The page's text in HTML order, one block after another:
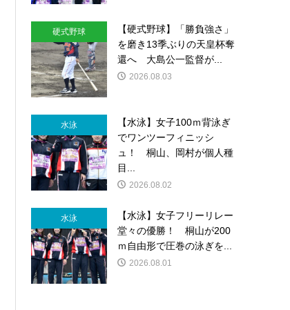
硬式野球
【硬式野球】「勝負強さ」
を磨き13季ぶりの天皇杯奪
還へ 大島公一監督が...
2026.08.03
水泳
【水泳】女子100ｍ背泳ぎ
でワンツーフィニッシ
ュ！ 桐山、岡村が個人種
目...
2026.08.02
水泳
【水泳】女子フリーリレー
堂々の優勝！ 桐山が200
ｍ自由形で圧巻の泳ぎを...
2026.08.01